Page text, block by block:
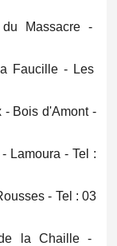
Massacre -
Faucille - Les
- Bois d'Amont -
Lamoura - Tel :
- Tel : 03
la Chaille -